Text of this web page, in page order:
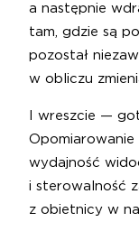
a następnie
tam, gdzie są
pozostał
w obliczu
I wreszcie —
wydajność
i sterowalność
z obietnicy w